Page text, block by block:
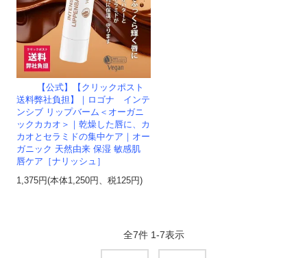
【公式】【クリックポスト
送料弊社負担】｜ロゴナ インテ
ンシブ リップバーム＜オーガニ
ックカカオ＞｜乾燥した唇に、カ
カオとセラミドの集中ケア｜オー
ガニック 天然由来 保湿 敏感肌
唇ケア［ナリッシュ］
1,375円(本体1,250円、税125円)
全7件 1-7表示